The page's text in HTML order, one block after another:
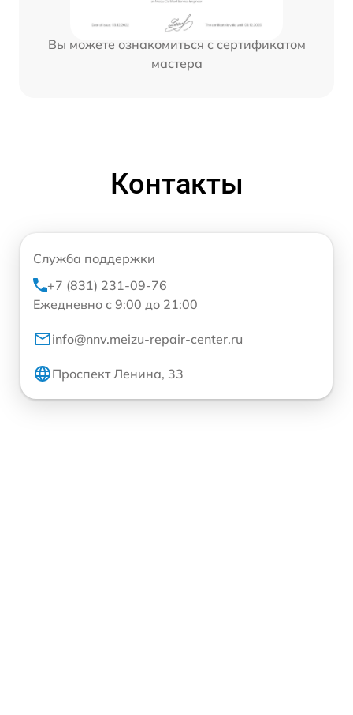
Вы можете ознакомиться с сертификатом
мастера
Контакты
Служба поддержки
+7 (831) 231-09-76
Ежедневно с 9:00 до 21:00
info@nnv.meizu-repair-center.ru
Проспект Ленина, 33